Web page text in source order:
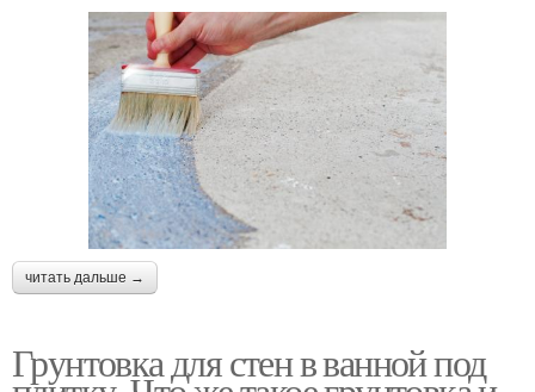
читать дальше →
Грунтовка для стен в ванной под